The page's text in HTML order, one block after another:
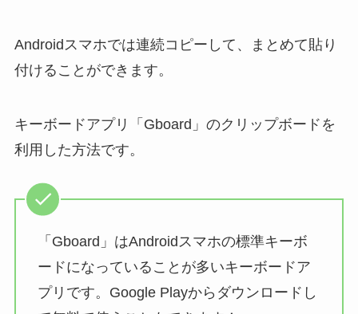
Androidスマホでは連続コピーして、まとめて貼り
付けることができます。
キーボードアプリ「Gboard」のクリップボードを
利用した方法です。
「Gboard」はAndroidスマホの標準キーボ
ードになっていることが多いキーボードア
プリです。Google Playからダウンロードし